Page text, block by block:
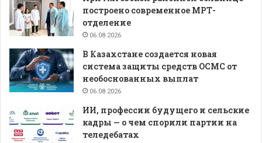
построено современное МРТ-
отделение
06.08.2026
В Казахстане создается новая
система защиты средств ОСМС от
необоснованных выплат
06.08.2026
ИИ, профессии будущего и сельские
кадры — о чем спорили партии на
теледебатах